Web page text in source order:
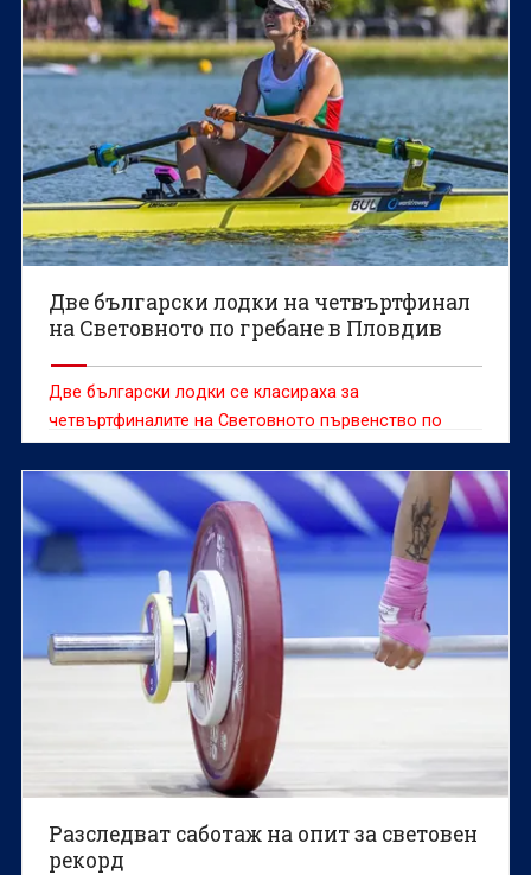
Две български лодки на четвъртфинал
на Световното по гребане в Пловдив
Две български лодки се класираха за
четвъртфиналите на Световното първенство по
гребане за мъже и жени до 19 години, което се
провежда в Пловдив.
Разследват саботаж на опит за световен
рекорд